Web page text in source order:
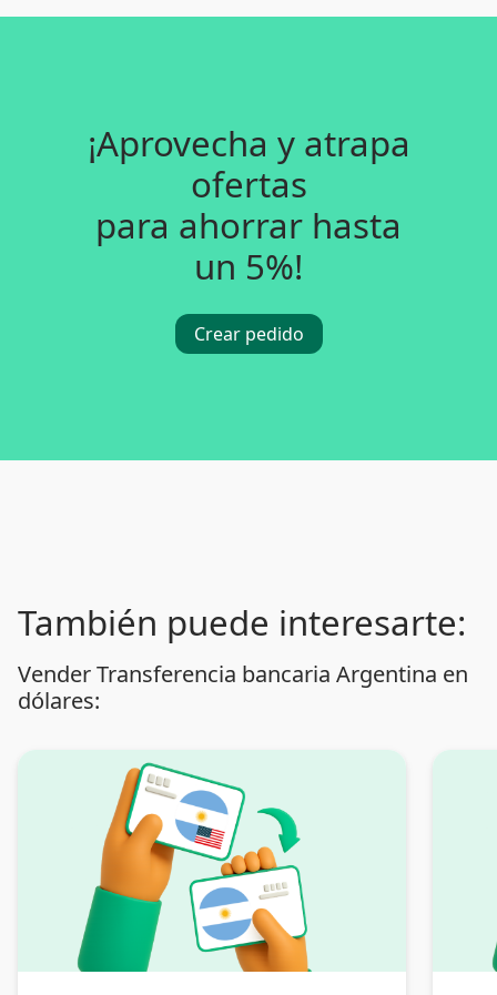
¡Aprovecha y atrapa
ofertas
para ahorrar hasta
un 5%!
Crear pedido
También puede interesarte:
Vender Transferencia bancaria Argentina en
dólares: